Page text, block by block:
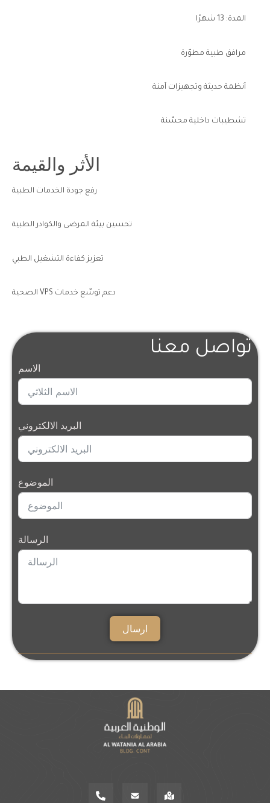
الأثر والقيمة
رفع جودة الخدمات الطبية
تحسين بيئة المرضى والكوادر الطبية
تعزيز كفاءة التشغيل الطبي
دعم توسّع خدمات VPS الصحية
المدة: 13 شهرًا
مرافق طبية مطوّرة
أنظمة حديثة وتجهيزات آمنة
تشطيبات داخلية محسّنة
تواصل معنا
الاسم
البريد الالكتروني
الموضوع
الرسالة
ارسال